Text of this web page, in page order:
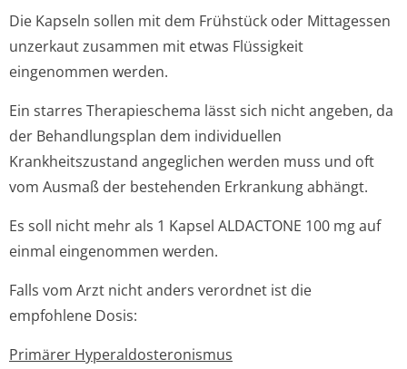
Die Kapseln sollen mit dem Frühstück oder Mittagessen
unzerkaut zusammen mit etwas Flüssigkeit
eingenommen werden.
Ein starres Therapieschema lässt sich nicht angeben, da
der Behandlungsplan dem individuellen
Krankheitszustand angeglichen werden muss und oft
vom Ausmaß der bestehenden Erkrankung abhängt.
Es soll nicht mehr als 1 Kapsel ALDACTONE 100 mg auf
einmal eingenommen werden.
Falls vom Arzt nicht anders verordnet ist die
empfohlene Dosis:
Primärer Hyperaldostero­nismus